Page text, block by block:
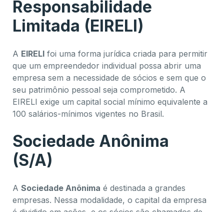
Responsabilidade
Limitada (EIRELI)
A EIRELI foi uma forma jurídica criada para permitir
que um empreendedor individual possa abrir uma
empresa sem a necessidade de sócios e sem que o
seu patrimônio pessoal seja comprometido. A
EIRELI exige um capital social mínimo equivalente a
100 salários-mínimos vigentes no Brasil.
Sociedade Anônima
(S/A)
A Sociedade Anônima é destinada a grandes
empresas. Nessa modalidade, o capital da empresa